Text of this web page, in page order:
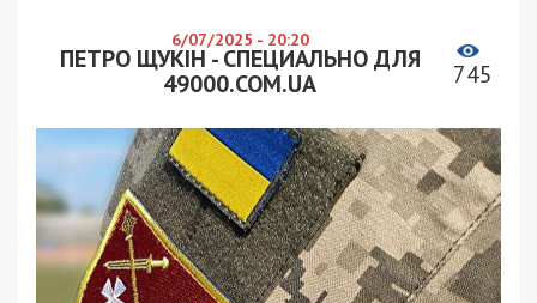
6/07/2025 - 20:20
ПЕТРО ЩУКІН - СПЕЦИАЛЬНО ДЛЯ
49000.COM.UA
745